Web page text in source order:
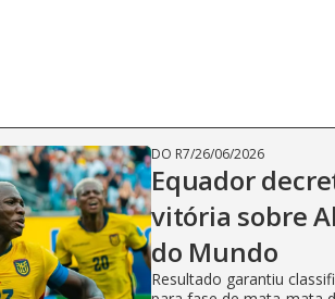
DO R7/26/06/2026
Equador
vitória sobre
do Mundo
Resultado garantiu